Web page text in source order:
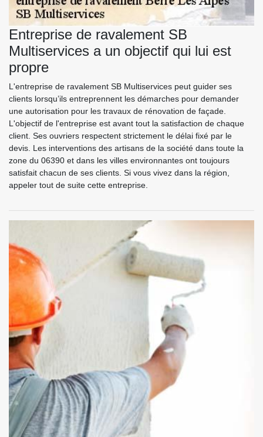
Entreprise de ravalement SB
Multiservices a un objectif qui lui est
propre
L'entreprise de ravalement SB Multiservices peut guider ses
clients lorsqu’ils entreprennent les démarches pour demander
une autorisation pour les travaux de rénovation de façade.
L'objectif de l'entreprise est avant tout la satisfaction de chaque
client. Ses ouvriers respectent strictement le délai fixé par le
devis. Les interventions des artisans de la société dans toute la
zone du 06390 et dans les villes environnantes ont toujours
satisfait chacun de ses clients. Si vous vivez dans la région,
appeler tout de suite cette entreprise.